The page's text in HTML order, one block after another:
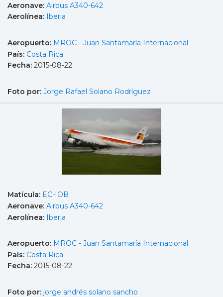
Aeronave: Airbus A340-642
Aerolínea:
Iberia
Aeropuerto: MROC - Juan Santamaría Internacional
País: Costa Rica
Fecha: 2015-08-22
Foto por: Jorge Rafael Solano Rodríguez
Matícula: EC-IOB
Aeronave: Airbus A340-642
Aerolínea: Iberia
Aeropuerto: MROC - Juan Santamaría Internacional
País: Costa Rica
Fecha: 2015-08-22
Foto por: jorge andrés solano sancho